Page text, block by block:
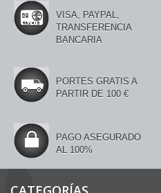
VISA, PAYPAL,
TRANSFERENCIA
BANCARIA
PORTES GRATIS A
PARTIR DE 100 €
PAGO ASEGURADO
AL 100%